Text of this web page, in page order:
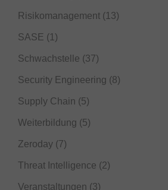
Risikomanagement (13)
SASE (1)
Schwachstelle (37)
Security Engineering (8)
Supply Chain (5)
Weiterbildung (5)
Zeroday (7)
Threat Intelligence (2)
Veranstaltungen (3)